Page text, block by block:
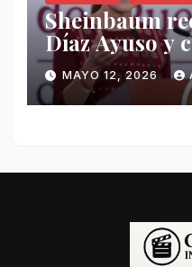
Sheinbaum
Díaz Ayuso y
deMAYO 12, 2026